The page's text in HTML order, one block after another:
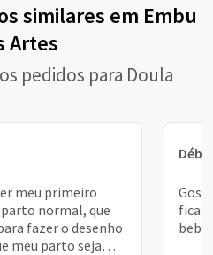
similares em Embu
Artes
pedidos para Doula
meu primeiro
normal, que
fazer o desenho
meu parto seja
ficar
bebê